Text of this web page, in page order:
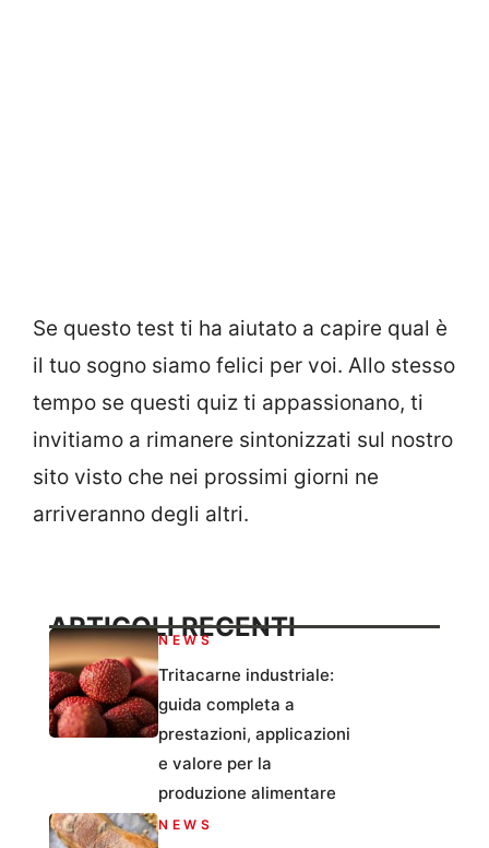
Se questo test ti ha aiutato a capire qual è
il tuo sogno siamo felici per voi. Allo stesso
tempo se questi quiz ti appassionano, ti
invitiamo a rimanere sintonizzati sul nostro
sito visto che nei prossimi giorni ne
arriveranno degli altri.
ARTICOLI RECENTI
NEWS
Tritacarne industriale:
guida completa a
prestazioni, applicazioni
e valore per la
produzione alimentare
NEWS